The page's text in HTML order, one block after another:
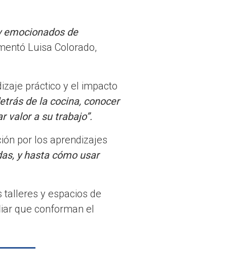
emocionados de
Luisa Colorado,
práctico y el impacto
de la cocina, conocer
valor a su trabajo”.
por los aprendizajes
y hasta cómo usar
y espacios de
que conforman el